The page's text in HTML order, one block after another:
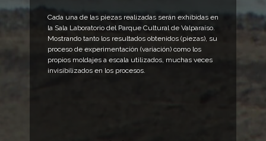
Cada una de las piezas realizadas serán exhibidas en
la Sala Laboratorio del Parque Cultural de Valparaíso.
Mostrando tanto los resultados obtenidos (piezas), su
proceso de experimentación (variación) como los
propios moldajes a escala utilizados, muchas veces
invisibilizados en los procesos.